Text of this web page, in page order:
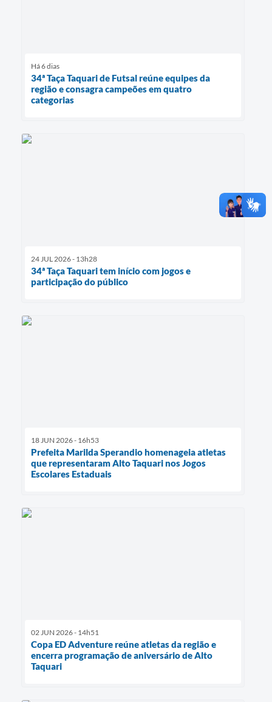
Há 6 dias
34ª Taça Taquari de Futsal reúne equipes da
região e consagra campeões em quatro
categorias
24 JUL 2026 - 13h28
34ª Taça Taquari tem início com jogos e
participação do público
18 JUN 2026 - 16h53
Prefeita Marilda Sperandio homenageia atletas
que representaram Alto Taquari nos Jogos
Escolares Estaduais
02 JUN 2026 - 14h51
Copa ED Adventure reúne atletas da região e
encerra programação de aniversário de Alto
Taquari